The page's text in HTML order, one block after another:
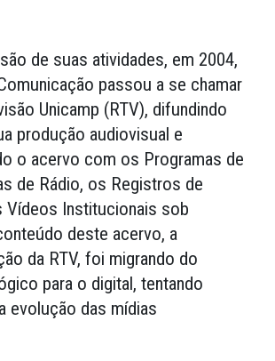
de suas atividades, em 2004,
passou a se chamar
Unicamp (RTV), difundindo
produção audiovisual e
o acervo com os Programas de
de Rádio, os Registros de
Vídeos Institucionais sob
deste acervo, a
da RTV, foi migrando do
para o digital, tentando
evolução das mídias